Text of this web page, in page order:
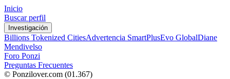
Inicio
Buscar perfil
Investigación
Billions Tokenized CitiesAdvertencia SmartPlusEvo GlobalDiane
Mendivelso
Foro Ponzi
Preguntas Frecuentes
© Ponzilover.com (01.367)